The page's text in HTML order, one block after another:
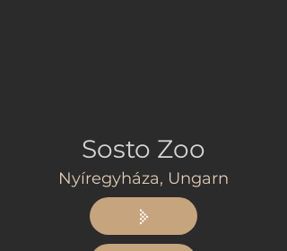
Sosto Zoo
Nyíregyháza, Ungarn